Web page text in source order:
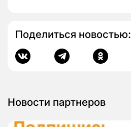
Поделиться новостью:
Новости партнеров